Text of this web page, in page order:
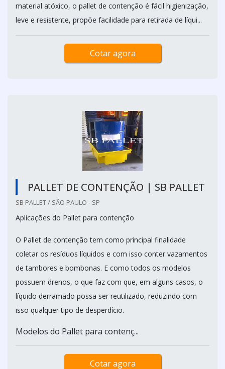
material atóxico, o pallet de contenção é fácil higienização,
leve e resistente, propõe facilidade para retirada de líqui...
Cotar agora
PALLET DE CONTENÇÃO | SB PALLET
SB PALLET / SÃO PAULO - SP
Aplicações do Pallet para contenção
O Pallet de contenção tem como principal finalidade
coletar os resíduos líquidos e com isso conter vazamentos
de tambores e bombonas. E como todos os modelos
possuem drenos, o que faz com que, em alguns casos, o
líquido derramado possa ser reutilizado, reduzindo com
isso qualquer tipo de desperdício.
Modelos do Pallet para contenç...
Cotar agora